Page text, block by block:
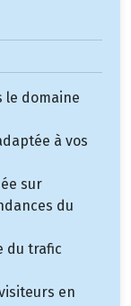
le domaine
à vos
sur
du
du trafic
en